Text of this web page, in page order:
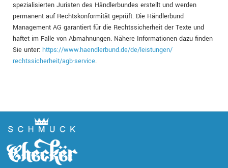
spezialisierten Juristen des Händlerbundes erstellt und werden
permanent auf Rechtskonformität geprüft. Die Händlerbund
Management AG garantiert für die Rechtssicherheit der Texte und
haftet im Falle von Abmahnungen. Nähere Informationen dazu finden
Sie unter: https://www.haendlerbund.de/de/leistungen/
rechtssicherheit/agb-service.